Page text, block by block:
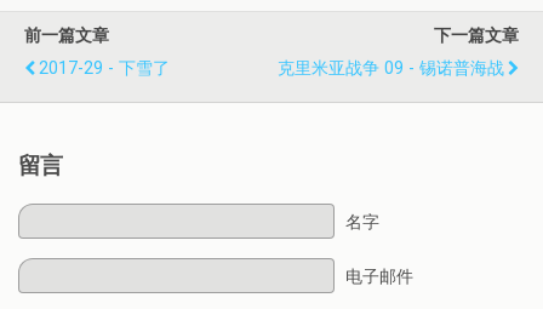
前一篇文章
2017-29 - 下雪了
下一篇文章
克里米亚战争 09 - 锡诺普海战
留言
名字
电子邮件